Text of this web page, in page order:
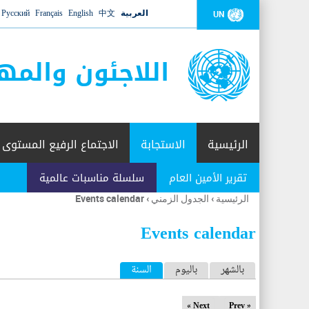
UN العربية 中文
English
Français
Русский
اللاجئون
الرئيسية الاستجابة
تقرير الأمين العام سلسلة مناسبات عالمية
الاجتماع الرفيع المستوى
أنت
هنا
الرئيسية › الجدول الزمني ›
Events calendar
Events calendar
ا
ل
بالشهر باليوم السنة (علامة التبويب النشطة)